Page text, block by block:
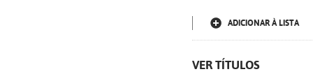
ADICIONAR À LISTA
VER TÍTULOS